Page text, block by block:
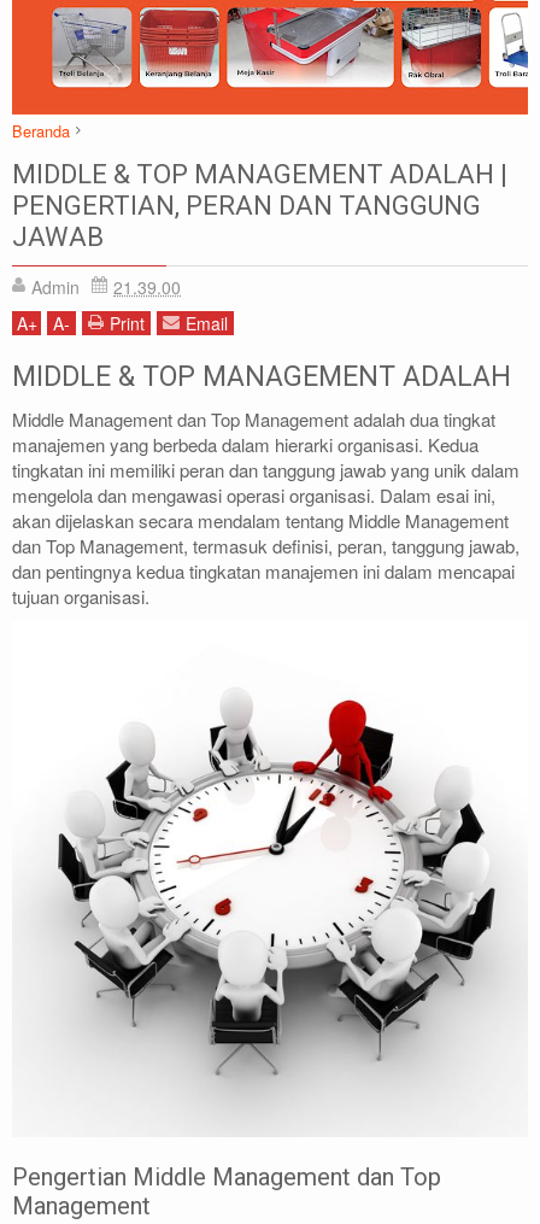
Beranda
Artikel
Manajemen
MIDDLE & TOP MANAGEMENT ADALAH | PENGERTIAN, PERAN DAN
TANGGUNG JAWAB
MIDDLE & TOP MANAGEMENT ADALAH |
PENGERTIAN, PERAN DAN TANGGUNG
JAWAB
Admin
21.39.00
A+ A- Print Email
MIDDLE & TOP MANAGEMENT ADALAH
Middle Management dan Top Management adalah dua tingkat
manajemen yang berbeda dalam hierarki organisasi. Kedua
tingkatan ini memiliki peran dan tanggung jawab yang unik dalam
mengelola dan mengawasi operasi organisasi. Dalam esai ini,
akan dijelaskan secara mendalam tentang Middle Management
dan Top Management, termasuk definisi, peran, tanggung jawab,
dan pentingnya kedua tingkatan manajemen ini dalam mencapai
tujuan organisasi.
Pengertian Middle Management dan Top
Management